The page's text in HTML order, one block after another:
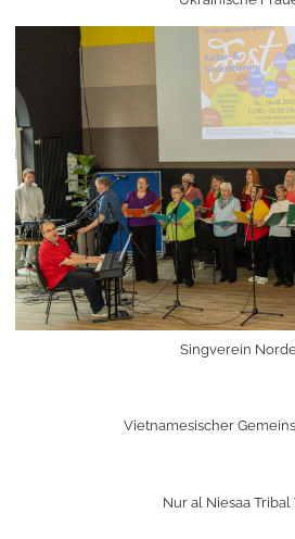
Singverein
Vietnamesischer
Nur al Niesaa Tribal